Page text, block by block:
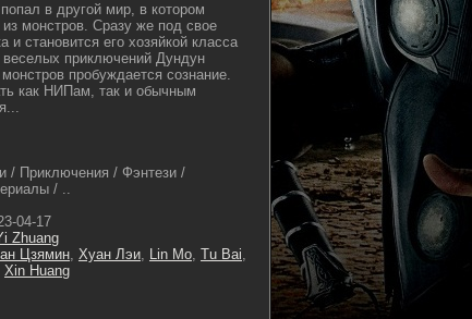
в другой мир, в котором
монстров. Cразу же под свое
и становится его хозяйкой класса
приключений Дундун
пробуждается сознание.
как НИПам, так и обычным
/ Приключения / Фэнтези /
/ ..
04-17
Zhuang
Цзямин, Хуан Лэи, Lin Mo, Tu Bai,
Xin Huang